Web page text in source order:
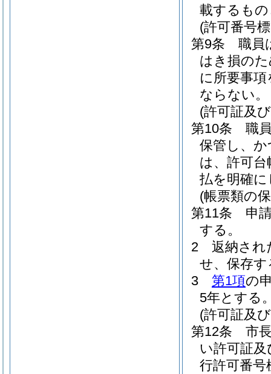
載するも
(許可番号
第9条
職員
はき損の
に所要事
ならない。
(許可証及
第10条
職
保管し、
は、許可
払を明確
(帳票類の
第11条
申
する。
2
返納され
せ、保存
3
第1項の
5年とする
(許可証及
第12条
市
い許可証
行許可番